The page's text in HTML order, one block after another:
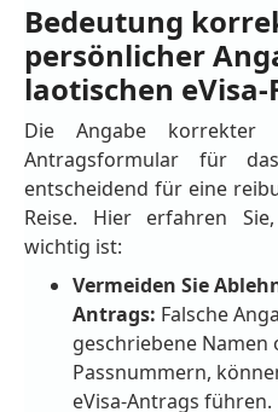
Bedeutung
persönlicher
laotischen
Die Angabe korrekter
Antragsformular für
entscheidend für eine
Reise. Hier erfahren
wichtig ist:
Vermeiden Sie
Antrags: Falsche
geschriebene Namen
Passnummern,
eVisa-Antrags führen.